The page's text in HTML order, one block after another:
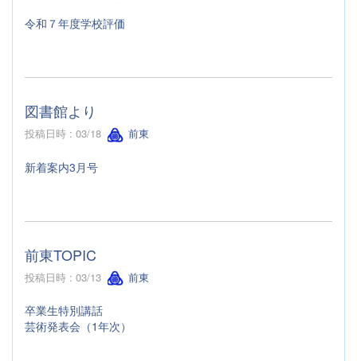
令和７年度学校評価
図書館より
投稿日時 : 03/18 前東
新着案内3月号
前東TOPIC
投稿日時 : 03/13 前東
卒業生特別講話
芸術発表会（1年次）